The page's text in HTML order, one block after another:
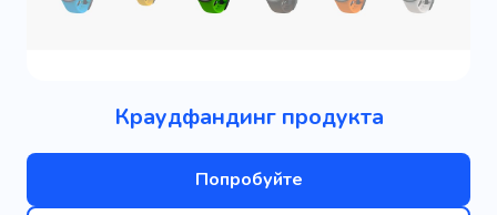
Краудфандинг продукта
Попробуйте